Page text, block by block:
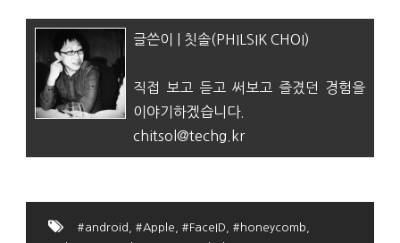
글쓴이 | 칫솔(PHILSIK CHOI)
직접 보고 듣고 써보고 즐겼던 경험을
이야기하겠습니다.
chitsol@techg.kr
#android #Apple #FaceID #honeycomb